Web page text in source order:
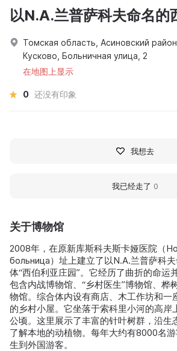
关于博物馆
2008年，在原新库斯科夫斯卡娅医院（
больница）址上建立了以N.A.兰普萨科
体“西伯利亚庄园”。它经历了曲折的命运
包含内战博物馆、“乡村医生”博物馆、桦
物馆。综合体内设有商店、木工作坊和一
的乡村小屋。它坐落于索科里小河的高岸
公顷。这里展示了丰富的针叶树群，沿生
了解本地的动植物。每年大约有8000名
生到外国游客。
以N.A.兰普萨科夫命名的
Томская область, Асиновский
Кусково, Больничная улица, 2
在地图上显示
0 还没有印象
我想去
我已经走了 0